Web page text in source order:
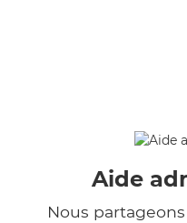
Aide
Nous